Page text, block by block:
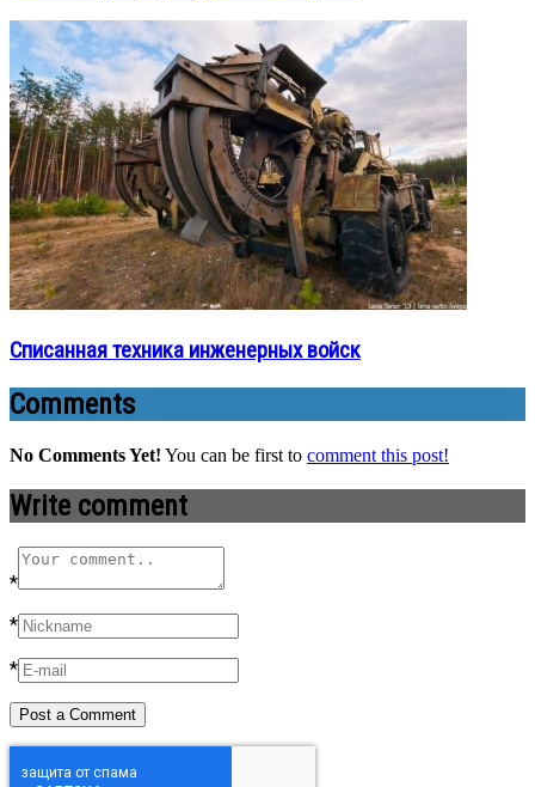
Списанная техника инженерных войск
Comments
No Comments Yet! You can be first to comment this post!
Write comment
*
*
*